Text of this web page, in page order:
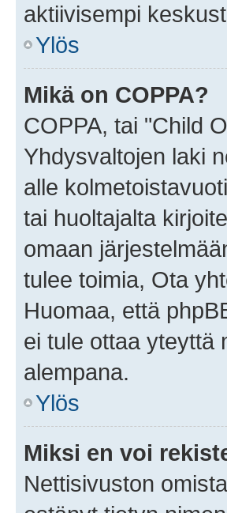
aktiivisempi
Ylös
Mikä on COPPA?
COPPA, tai "Child
Yhdysvaltojen laki
alle
tai huoltajalta
omaan
tulee toimia, Ota
Huomaa, että
ei tule ottaa yteyttä
alempana.
Ylös
Miksi en voi
Nettisivuston